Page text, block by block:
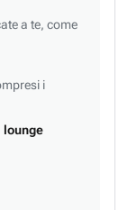
a te, come
i
lounge